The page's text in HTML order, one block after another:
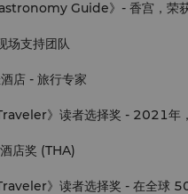
Guide》- 香宫，荣获
支持团队
店 - 旅行专家
》读者选择奖 - 2021年
店奖 (THA)
》读者选择奖 - 在全球